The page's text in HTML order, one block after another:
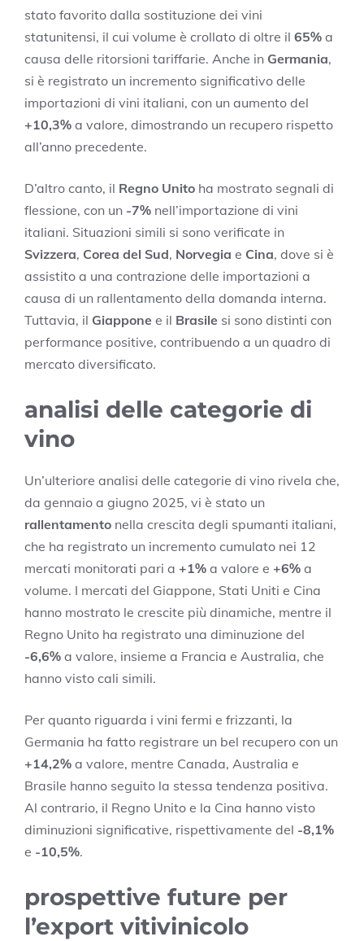
stato favorito dalla sostituzione dei vini
statunitensi, il cui volume è crollato di oltre il 65% a
causa delle ritorsioni tariffarie. Anche in Germania,
si è registrato un incremento significativo delle
importazioni di vini italiani, con un aumento del
+10,3% a valore, dimostrando un recupero rispetto
all’anno precedente.
D’altro canto, il Regno Unito ha mostrato segnali di
flessione, con un -7% nell’importazione di vini
italiani. Situazioni simili si sono verificate in
Svizzera, Corea del Sud, Norvegia e Cina, dove si è
assistito a una contrazione delle importazioni a
causa di un rallentamento della domanda interna.
Tuttavia, il Giappone e il Brasile si sono distinti con
performance positive, contribuendo a un quadro di
mercato diversificato.
analisi delle categorie di
vino
Un’ulteriore analisi delle categorie di vino rivela che,
da gennaio a giugno 2025, vi è stato un
rallentamento nella crescita degli spumanti italiani,
che ha registrato un incremento cumulato nei 12
mercati monitorati pari a +1% a valore e +6% a
volume. I mercati del Giappone, Stati Uniti e Cina
hanno mostrato le crescite più dinamiche, mentre il
Regno Unito ha registrato una diminuzione del
-6,6% a valore, insieme a Francia e Australia, che
hanno visto cali simili.
Per quanto riguarda i vini fermi e frizzanti, la
Germania ha fatto registrare un bel recupero con un
+14,2% a valore, mentre Canada, Australia e
Brasile hanno seguito la stessa tendenza positiva.
Al contrario, il Regno Unito e la Cina hanno visto
diminuzioni significative, rispettivamente del -8,1%
e -10,5%.
prospettive future per
l’export vitivinicolo